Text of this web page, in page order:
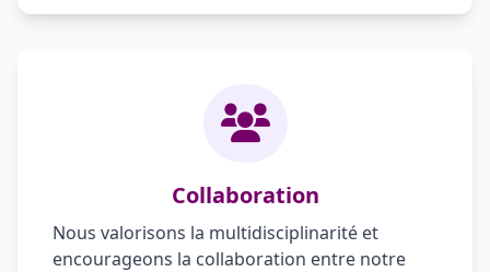
Collaboration
Nous valorisons la multidisciplinarité et
encourageons la collaboration entre notre